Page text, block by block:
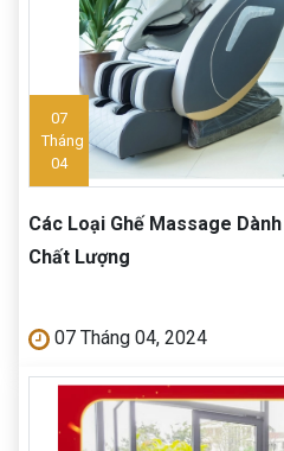
07
Tháng
04
Các Loại Ghế Massage
Chất Lượng
07 Tháng 04, 2024